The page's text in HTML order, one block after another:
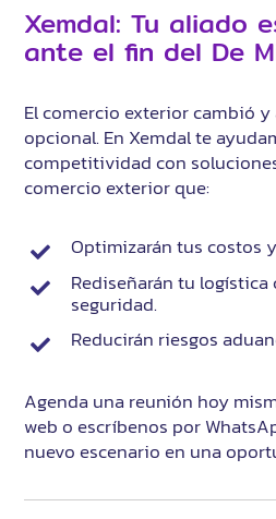
Xemdal: Tu aliado
ante el fin del De
El comercio exterior cambió
opcional. En Xemdal te
competitividad con
comercio exterior que:
Optimizarán tus costos
Rediseñarán tu
seguridad.
Reducirán riesgos
Agenda una reunión hoy
web o escríbenos por
nuevo escenario en una